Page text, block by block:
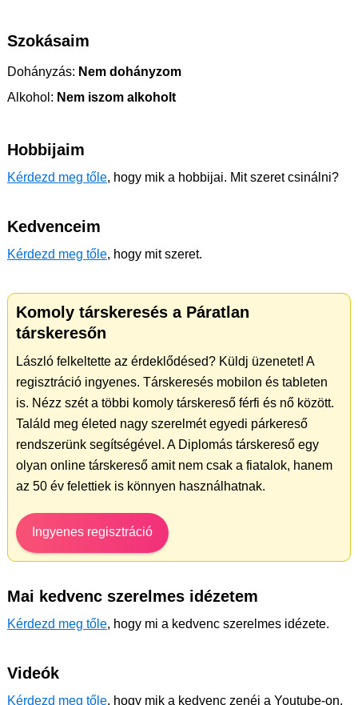
Szokásaim
Dohányzás: Nem dohányzom
Alkohol: Nem iszom alkoholt
Hobbijaim
Kérdezd meg tőle, hogy mik a hobbijai. Mit szeret csinálni?
Kedvenceim
Kérdezd meg tőle, hogy mit szeret.
Komoly társkeresés a Páratlan
társkeresőn
László felkeltette az érdeklődésed? Küldj üzenetet! A
regisztráció ingyenes. Társkeresés mobilon és tableten
is. Nézz szét a többi komoly társkereső férfi és nő között.
Találd meg életed nagy szerelmét egyedi párkereső
rendszerünk segítségével. A Diplomás társkereső egy
olyan online társkereső amit nem csak a fiatalok, hanem
az 50 év felettiek is könnyen használhatnak.
Ingyenes regisztráció
Mai kedvenc szerelmes idézetem
Kérdezd meg tőle, hogy mi a kedvenc szerelmes idézete.
Videók
Kérdezd meg tőle, hogy mik a kedvenc zenéi a Youtube-on.